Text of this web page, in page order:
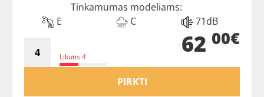
Tinkamumas modeliams:
E
C 71dB
Likutis 4 62 00€
PIRKTI